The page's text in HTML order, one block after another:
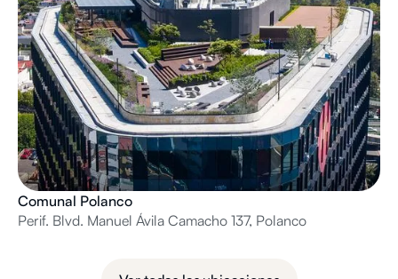
Comunal Polanco
Perif. Blvd. Manuel Ávila Camacho 137, Polanco